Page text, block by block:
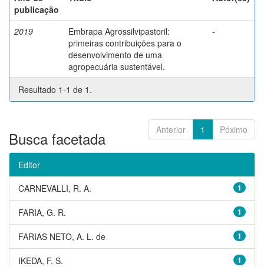
publicação
2019
Embrapa Agrossilvipastoril:
primeiras contribuições para o
desenvolvimento de uma
agropecuária sustentável.
-
Resultado 1-1 de 1.
Anterior 1 Póximo
Busca facetada
Editor
1
CARNEVALLI, R. A.
1
FARIA, G. R.
1
FARIAS NETO, A. L. de
1
IKEDA, F. S.